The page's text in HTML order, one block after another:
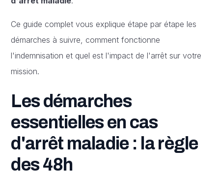
Ce guide complet vous explique étape par étape les
démarches à suivre, comment fonctionne
l'indemnisation et quel est l'impact de l'arrêt sur votre
mission.
Les démarches
essentielles en cas
d'arrêt maladie : la règle
des 48h